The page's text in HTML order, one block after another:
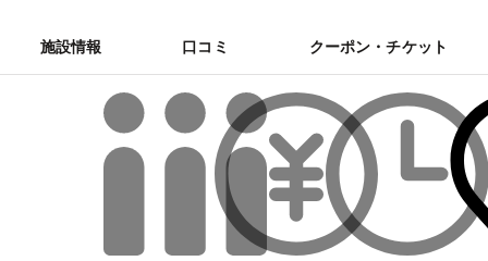
施設情報 口コミ クーポン・チケット